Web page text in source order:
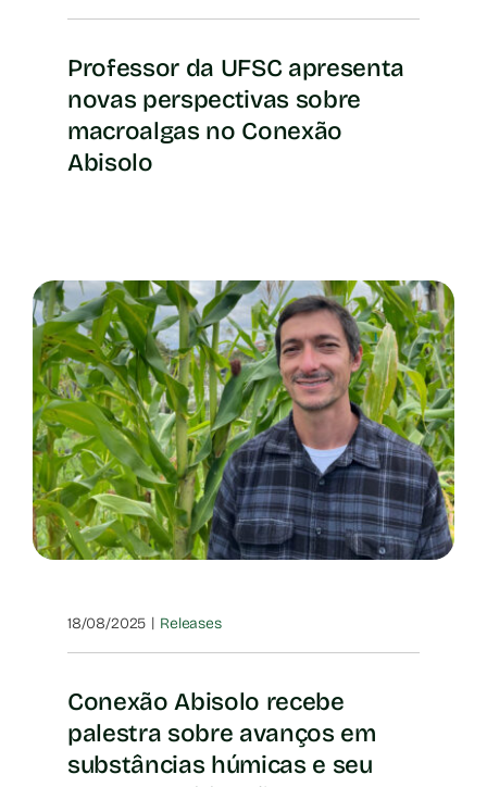
Professor da UFSC apresenta
novas perspectivas sobre
macroalgas no Conexão
Abisolo
18/08/2025 | Releases
Conexão Abisolo recebe
palestra sobre avanços em
substâncias húmicas e seu